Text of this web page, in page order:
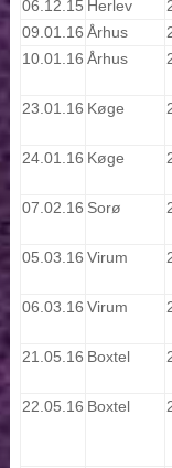
06.12.15 Herlev
09.01.16 Århus
10.01.16 Århus
23.01.16 Køge
24.01.16 Køge
07.02.16 Sorø
05.03.16 Virum
06.03.16 Virum
21.05.16 Boxtel
22.05.16 Boxtel